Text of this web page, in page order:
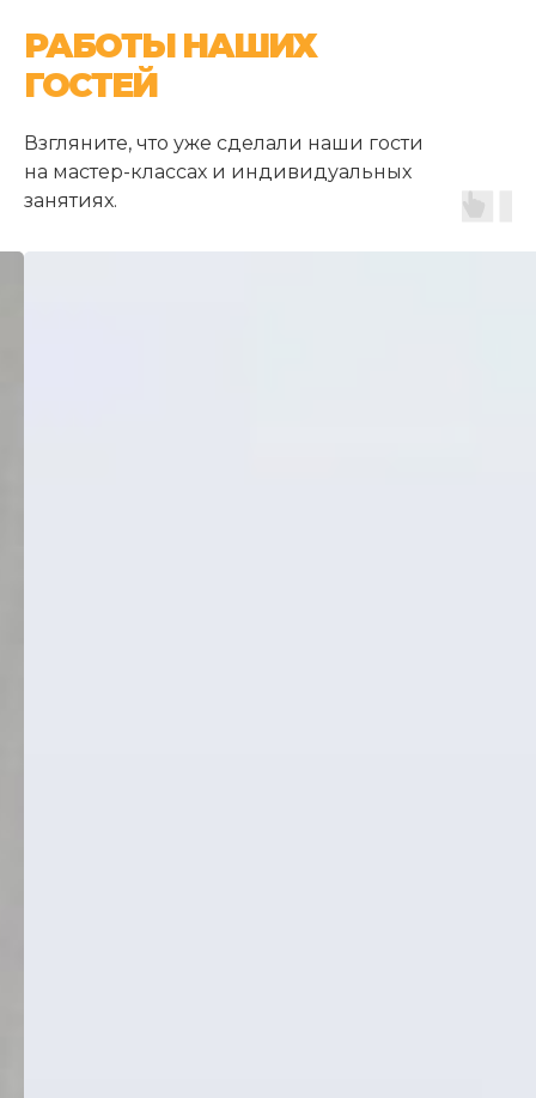
РАБОТЫ НАШИХ
ГОСТЕЙ
Взгляните, что уже сделали наши гости
на мастер-классах и индивидуальных
занятиях.